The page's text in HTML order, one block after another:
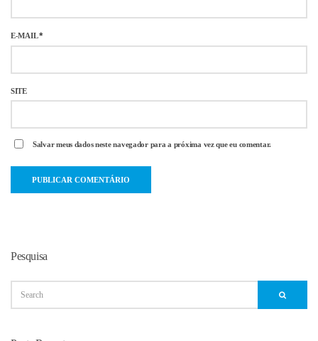
E-MAIL*
SITE
Salvar meus dados neste navegador para a próxima vez que eu comentar.
Pesquisa